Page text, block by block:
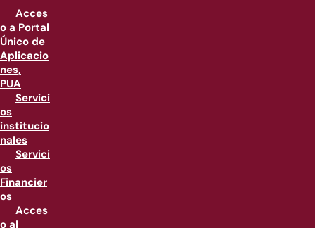
Acces
o a Portal
Único de
Aplicacio
nes,
PUA
Servici
os
institucio
nales
Servici
os
Financier
os
Acces
o al